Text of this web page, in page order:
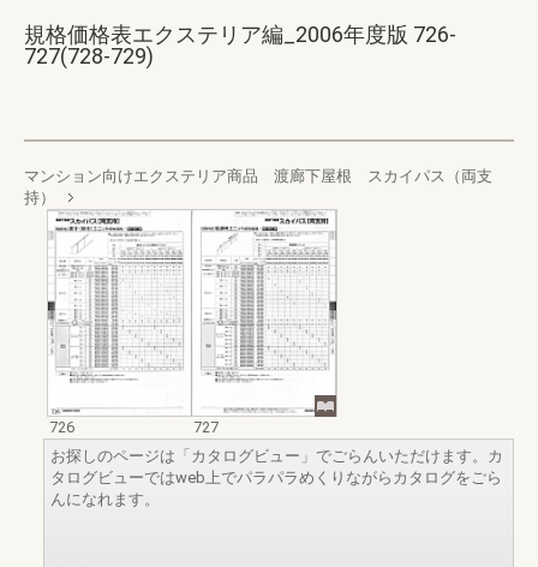
規格価格表エクステリア編_2006年度版 726-
727(728-729)
マンション向けエクステリア商品 渡廊下屋根 スカイパス（両支
持）
726
727
お探しのページは「カタログビュー」でごらんいただけます。カ
タログビューではweb上でパラパラめくりながらカタログをごら
んになれます。